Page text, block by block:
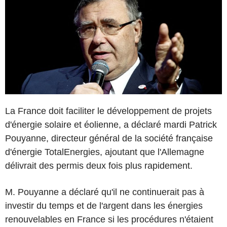
La France doit faciliter le développement de projets
d'énergie solaire et éolienne, a déclaré mardi Patrick
Pouyanne, directeur général de la société française
d'énergie TotalEnergies, ajoutant que l'Allemagne
délivrait des permis deux fois plus rapidement.
M. Pouyanne a déclaré qu'il ne continuerait pas à
investir du temps et de l'argent dans les énergies
renouvelables en France si les procédures n'étaient